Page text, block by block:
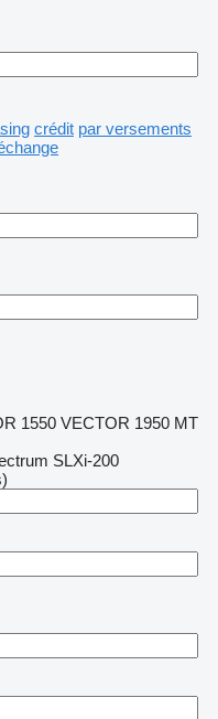
crédit par versements
1550 VECTOR 1950 MT
SLXi-200